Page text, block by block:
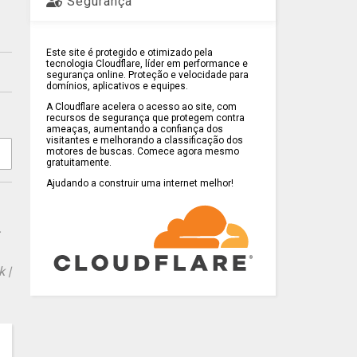
|
Este site é protegido e otimizado pela
tecnologia Cloudflare, líder em performance e
segurança online. Proteção e velocidade para
domínios, aplicativos e equipes.
A Cloudflare acelera o acesso ao site, com
recursos de segurança que protegem contra
ameaças, aumentando a confiança dos
visitantes e melhorando a classificação dos
motores de buscas. Comece agora mesmo
gratuitamente.
Ajudando a construir uma internet melhor!